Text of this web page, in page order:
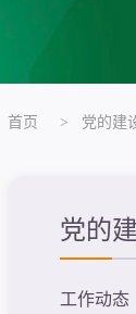
首页 > 党的建
党的
工作动态